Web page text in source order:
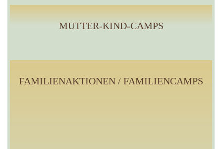
MUTTER-KIND-CAMPS
FAMILIENAKTIONEN / FAMILIENCAMPS